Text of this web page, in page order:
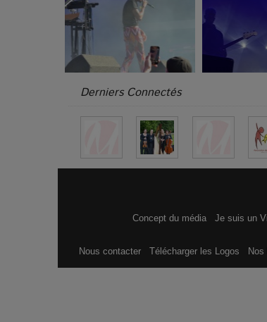
Derniers Connectés
Concept du média Je suis un
Nous contacter Télécharger les Logos Nos